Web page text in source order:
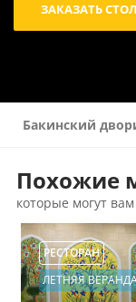
ЗАКАЗАТЬ
Бакинский
Похожие
которые могут
РЕСТОРАН
ЛЕТНЯЯ